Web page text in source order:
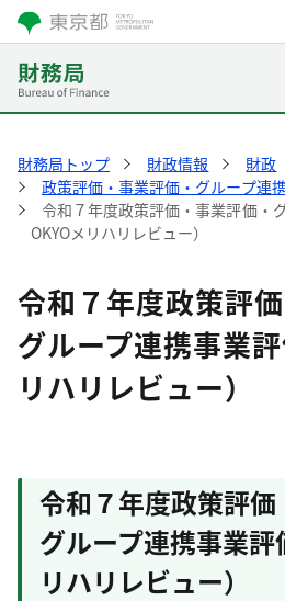
財務局トップ 財政情報
財政
政策評価・事業評価・グループ連
令和７年度政策評価・事業評価・
OKYOメリハリレビュー）
令和７年度政策評
グループ連携事業
リハリレビュー）
令和７年度政策評価
グループ連携事業評
リハリレビュー）